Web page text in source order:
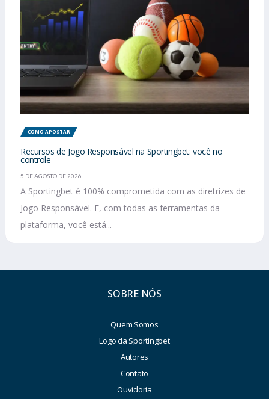
COMO APOSTAR
Recursos de Jogo Responsável na Sportingbet: você no
controle
5 DE AGOSTO DE 2026
A Sportingbet é 100% comprometida com as diretrizes de
Jogo Responsável. E, com todas as ferramentas da
plataforma, você está...
SOBRE NÓS
Quem Somos
Logo da Sportingbet
Autores
Contato
Ouvidoria